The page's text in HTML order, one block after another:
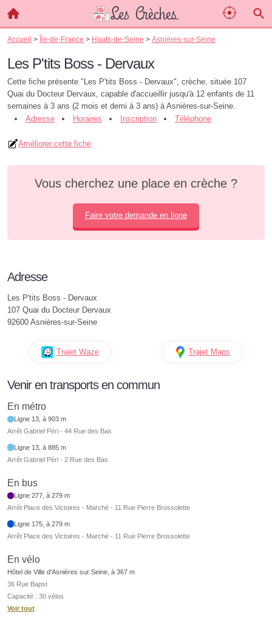
Accueil > Île-de-France > Hauts-de-Seine > Asnières-sur-Seine
Les P'tits Boss - Dervaux
Cette fiche présente "Les P'tits Boss - Dervaux", crèche, située 107
Quai du Docteur Dervaux, capable d'accueillir jusqu'à 12 enfants de 11
semaines à 3 ans (2 mois et demi à 3 ans) à Asnières-sur-Seine.
Adresse
Horaires Inscription Téléphone
Améliorer cette fiche
Vous cherchez une place en crèche ?
Faire votre demande en ligne
Adresse
Les P'tits Boss - Dervaux
107 Quai du Docteur Dervaux
92600 Asnières-sur-Seine
Trajet Waze Trajet Maps
Venir en transports en commun
En métro
Ligne 13, à 903 m
Arrêt Gabriel Péri - 44 Rue des Bas
Ligne 13, à 885 m
Arrêt Gabriel Péri - 2 Rue des Bas
En bus
Ligne 277, à 279 m
Arrêt Place des Victoires - Marché - 11 Rue Pierre Brossolette
Ligne 175, à 279 m
Arrêt Place des Victoires - Marché - 11 Rue Pierre Brossolette
En vélo
Hôtel de Ville d'Asnières sur Seine, à 367 m
36 Rue Bapst
Capacité : 30 vélos
Voir tout